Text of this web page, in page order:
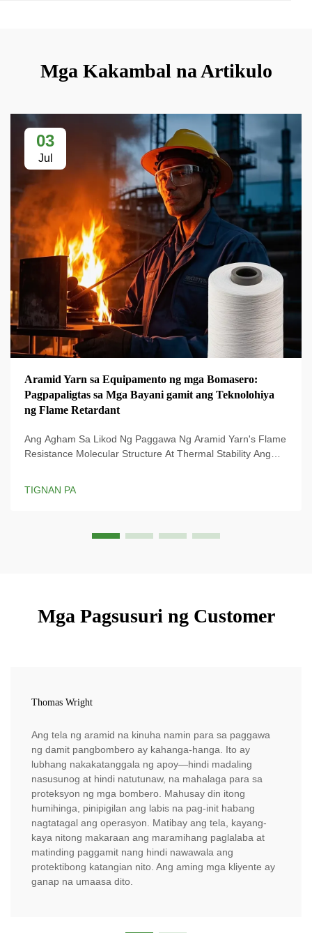
Mga Kakambal na Artikulo
03
Jul
Aramid Yarn sa Equipamento ng mga Bomasero:
Pagpapaligtas sa Mga Bayani gamit ang Teknolohiya
ng Flame Retardant
Ang Agham Sa Likod Ng Paggawa Ng Aramid Yarn's Flame
Resistance Molecular Structure At Thermal Stability Ang
TIGNAN PA
Mga Pagsusuri ng Customer
Thomas Wright
Ang tela ng aramid na kinuha namin para sa paggawa
ng damit pangbombero ay kahanga-hanga. Ito ay
lubhang nakakatanggala ng apoy—hindi madaling
nasusunog at hindi natutunaw, na mahalaga para sa
proteksyon ng mga bombero. Mahusay din itong
humihinga, pinipigilan ang labis na pag-init habang
nagtatagal ang operasyon. Matibay ang tela, kayang-
kaya nitong makaraan ang maramihang paglalaba at
matinding paggamit nang hindi nawawala ang
protektibong katangian nito. Ang aming mga kliyente ay
ganap na umaasa dito.